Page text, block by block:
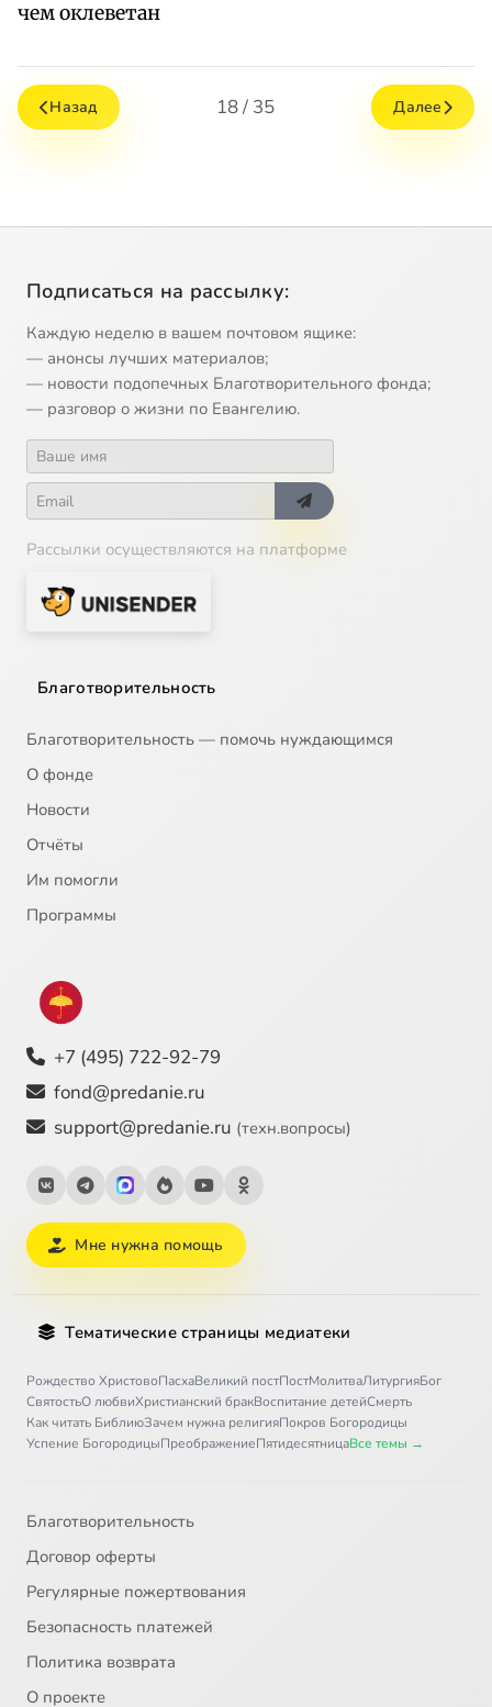
чем оклеветан
Назад 18 / 35 Далее
Подписаться на рассылку:
Каждую неделю в вашем почтовом ящике:
— анонсы лучших материалов;
— новости подопечных Благотворительного фонда;
— разговор о жизни по Евангелию.
Рассылки осуществляются на платформе
Благотворительность
Благотворительность — помочь нуждающимся
О фонде
Новости
Отчёты
Им помогли
Программы
+7 (495) 722-92-79
fond@predanie.ru
support@predanie.ru (техн.вопросы)
Мне нужна помощь
Тематические страницы медиатеки
Рождество ХристовоПасхаВеликий постПостМолитваЛитургияБог
СвятостьО любвиХристианский бракВоспитание детейСмерть
Как читать БиблиюЗачем нужна религияПокров Богородицы
Успение БогородицыПреображениеПятидесятницаВсе темы →
Благотворительность
Договор оферты
Регулярные пожертвования
Безопасность платежей
Политика возврата
О проекте